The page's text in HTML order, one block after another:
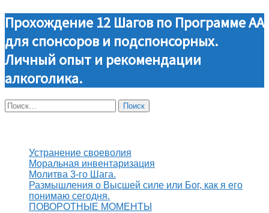
Прохождение 12 Шагов по Программе АА
для спонсоров и подспонсорных.
Личный опыт и рекомендации
алкоголика.
Найти:
Устранение своеволия
Моральная инвентаризация
Молитва 3-го Шага.
Размышления о Высшей силе или Бог, как я его
понимаю сегодня.
ПОВОРОТНЫЕ МОМЕНТЫ